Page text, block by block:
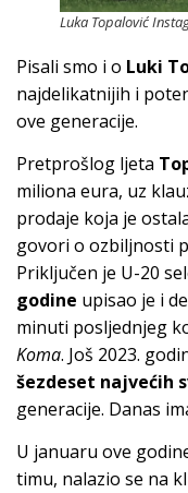
Luka Topalović
Pisali smo i o Luki
najdelikatnijih i
ove generacije.
Pretprošlog ljeta
miliona eura, uz
prodaje koja je
govori o ozbiljnosti
Priključen je U-20
godine upisao je i
minuti posljednjeg
Koma. Još 2023.
šezdeset najvećih
generacije. Danas
U januaru ove
timu, nalazio se na